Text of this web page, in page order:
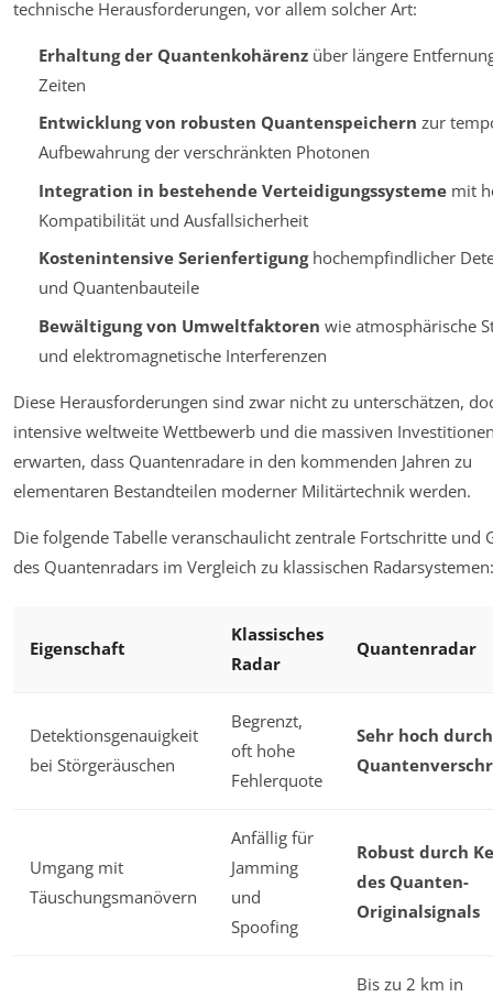
technische Herausforderungen, vor allem solcher Art:
Erhaltung der Quantenkohärenzüber längere
Zeiten
Entwicklung von robusten Quantenspeichern zur
Aufbewahrung der verschränkten Photonen
Integration in bestehende Verteidigungssystememit
Kompatibilität und Ausfallsicherheit
Kostenintensive Serienfertigunghochempfindlicher
und Quantenbauteile
Bewältigung von Umweltfaktoren wie atmosphärische
und elektromagnetische Interferenzen
Diese Herausforderungen sind zwar nicht zu unterschätzen,
intensive weltweite Wettbewerb und die massiven
erwarten, dass Quantenradare in den kommenden Jahren zu
elementaren Bestandteilen moderner Militärtechnik werden.
Die folgende Tabelle veranschaulicht zentrale Fortschritte und
des Quantenradars im Vergleich zu klassischen Radarsystemen:
Eigenschaft
Klassisches
Radar
Quantenradar
Detektionsgenauigkeit
bei Störgeräuschen
Begrenzt,
oft hohe
Fehlerquote
Sehr hoch durch
Umgang mit
Täuschungsmanövern
Anfällig für
Jamming
und
Spoofing
Robust durch
des Quanten-
Originalsignals
Bis zu 2 km in